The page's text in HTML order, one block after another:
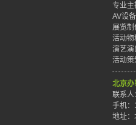
专业
AV设
展览制
活动
演艺
活动
北京办
联系人
手机
地址：